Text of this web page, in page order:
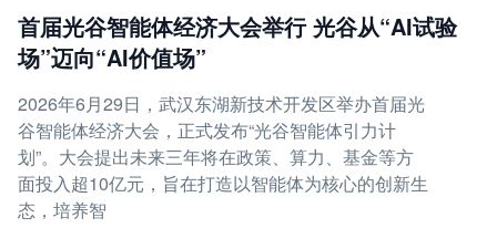
首届光谷智能体经济大会举行 光谷从“AI试验
场”迈向“AI价值场”
2026年6月29日，武汉东湖新技术开发区举办首届光
谷智能体经济大会，正式发布“光谷智能体引力计
划”。大会提出未来三年将在政策、算力、基金等方
面投入超10亿元，旨在打造以智能体为核心的创新生
态，培养智